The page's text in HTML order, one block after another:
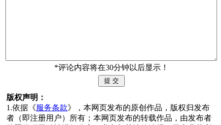
*评论内容将在30分钟以后显示！
版权声明：
1.依据《服务条款》，本网页发布的原创作品，版权归发布
者（即注册用户）所有；本网页发布的转载作品，由发布者